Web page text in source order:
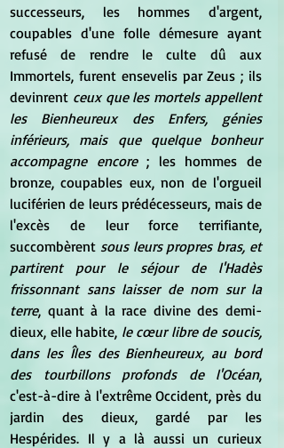
successeurs, les hommes d'argent,
coupables d'une folle démesure ayant
refusé de rendre le culte dû aux
Immortels, furent ensevelis par Zeus ; ils
devinrent ceux que les mortels appellent
les Bienheureux des Enfers, génies
inférieurs, mais que quelque bonheur
accompagne encore ; les hommes de
bronze, coupables eux, non de l'orgueil
luciférien de leurs prédécesseurs, mais de
l'excès de leur force terrifiante,
succombèrent sous leurs propres bras, et
partirent pour le séjour de l'Hadès
frissonnant sans laisser de nom sur la
terre, quant à la race divine des demi-
dieux, elle habite, le cœur libre de soucis,
dans les Îles des Bienheureux, au bord
des tourbillons profonds de l'Océan,
c'est-à-dire à l'extrême Occident, près du
jardin des dieux, gardé par les
Hespérides. Il y a là aussi un curieux